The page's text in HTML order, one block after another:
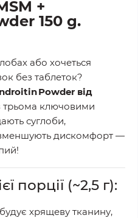
+
150 g.
або хочеться
без таблеток?
Powder від
ключовими
суглоби,
зменшують дискомфорт —
порції (~2,5 г):
хрящеву тканину,